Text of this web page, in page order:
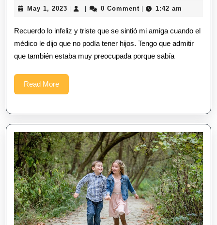
May 1, 2023 May
2023
0 Comment 1:42 am
Recuerdo lo infeliz y triste que se sintió mi amiga cuando el
médico le dijo que no podía tener hijos. Tengo que admitir
que también estaba muy preocupada porque sabía
Read MoreRead
More